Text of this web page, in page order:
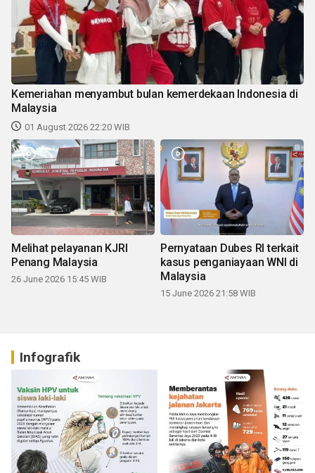
Kemeriahan menyambut bulan kemerdekaan Indonesia di
Malaysia
01 August 2026 22:20 WIB
Melihat pelayanan KJRI
Penang Malaysia
26 June 2026 15:45 WIB
Pernyataan Dubes RI terkait
kasus penganiayaan WNI di
Malaysia
15 June 2026 21:58 WIB
Infografik